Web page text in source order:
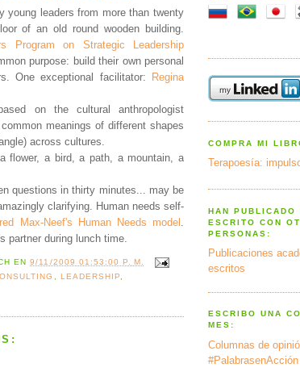
young leaders from more than twenty
of an old round wooden building.
Program on Strategic Leadership
purpose: build their own personal
One exceptional facilitator: Regina
on the cultural anthropologist
meanings of different shapes
across cultures.
flower, a bird, a path, a mountain, a
questions in thirty minutes... may be
clarifying. Human needs self-
Max-Neef's Human Needs model
partner during lunch time.
EN9/11/2009 01:53:00 P. M.
, LEADERSHIP,
COMPRA MI
Terapoesía:
HAN PUBLICADO
ESCRITO CON
PERSONAS:
Publicaciones
escritos
ESCRIBO UNA
MES:
Columnas de
#PalabrasenAcción